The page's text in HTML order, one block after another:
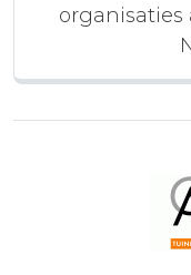
organisaties